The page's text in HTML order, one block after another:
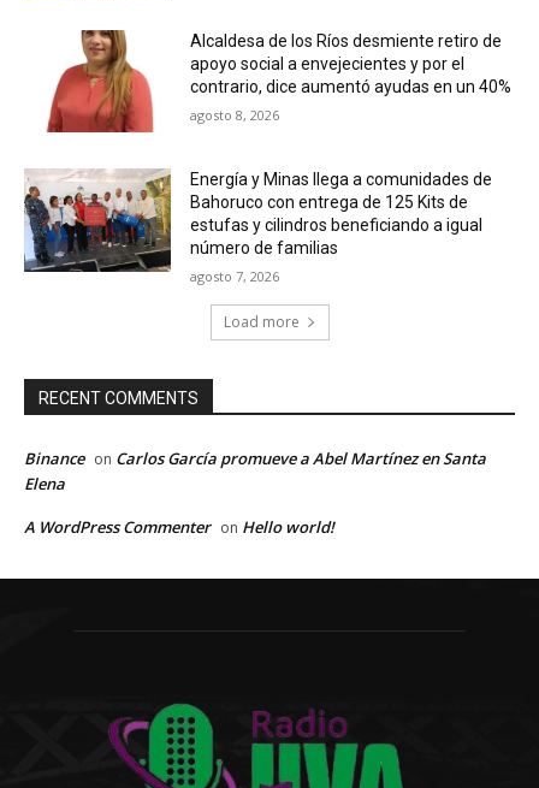
Alcaldesa de los Ríos desmiente retiro de
apoyo social a envejecientes y por el
contrario, dice aumentó ayudas en un 40%
agosto 8, 2026
Energía y Minas llega a comunidades de
Bahoruco con entrega de 125 Kits de
estufas y cilindros beneficiando a igual
número de familias
agosto 7, 2026
Load more
RECENT COMMENTS
Binance on Carlos García promueve a Abel Martínez en Santa
Elena
A WordPress Commenter on Hello world!